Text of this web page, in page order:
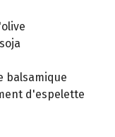
balsamique
d'espelette